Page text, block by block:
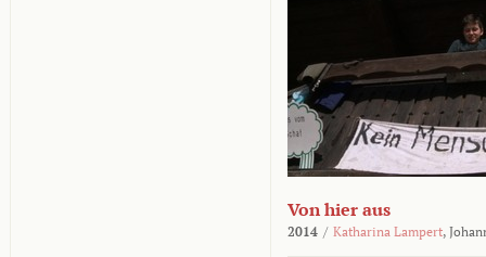
Von hier aus
2014 / Katharina Lampert,